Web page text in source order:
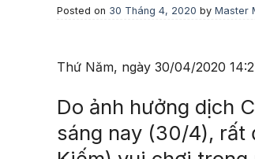
Posted on 30 Tháng 4, 2020 by Master
Thứ Năm, ngày 30/04/2020
Do ảnh hưởng dịch
sáng nay (30/4), rất